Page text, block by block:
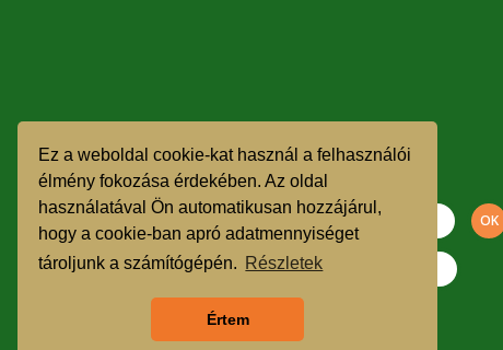
Ez a weboldal cookie-kat használ a felhasználói
élmény fokozása érdekében. Az oldal
használatával Ön automatikusan hozzájárul,
hogy a cookie-ban apró adatmennyiséget
tároljunk a számítógépén. Részletek
Értem
Szeretnék feliratkozni a hírlevélre.